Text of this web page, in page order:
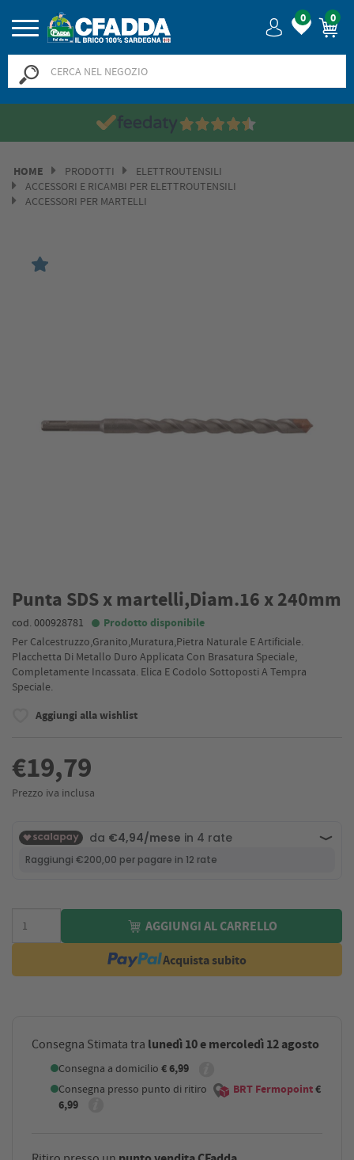
0 0
HOME PRODOTTI
ELETTROUTENSILI
ACCESSORI E RICAMBI PER ELETTROUTENSILI
ACCESSORI PER MARTELLI
Punta SDS x martelli,Diam.16 x 240mm
cod. 000928781 Prodotto disponibile
Per Calcestruzzo,Granito,Muratura,Pietra Naturale E Artificiale.
Placchetta Di Metallo Duro Applicata Con Brasatura Speciale,
Completamente Incassata. Elica E Codolo Sottoposti A Tempra
Speciale.
Aggiungi alla wishlist
€19,79
Prezzo iva inclusa
AGGIUNGI AL CARRELLO
Acquista subito
Consegna Stimata tra lunedì 10 e mercoledì 12 agosto
Consegna a domicilio € 6,99
Consegna presso punto di ritiro BRT Fermopoint€
6,99